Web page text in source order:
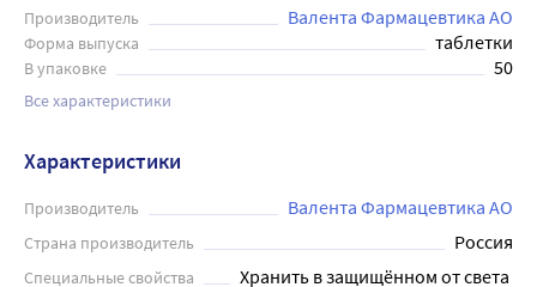
Производитель Валента Фармацевтика АО
Форма выпуска таблетки
В упаковке 50
Все характеристики
Характеристики
Производитель Валента Фармацевтика АО
Страна производитель Россия
Специальные свойства
Хранить в защищённом от света